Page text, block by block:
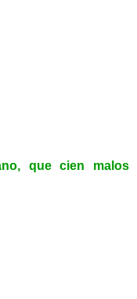
que cien malos